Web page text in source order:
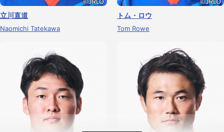
立川直道
Naomichi Tatekawa
トム・ロウ
Tom Rowe